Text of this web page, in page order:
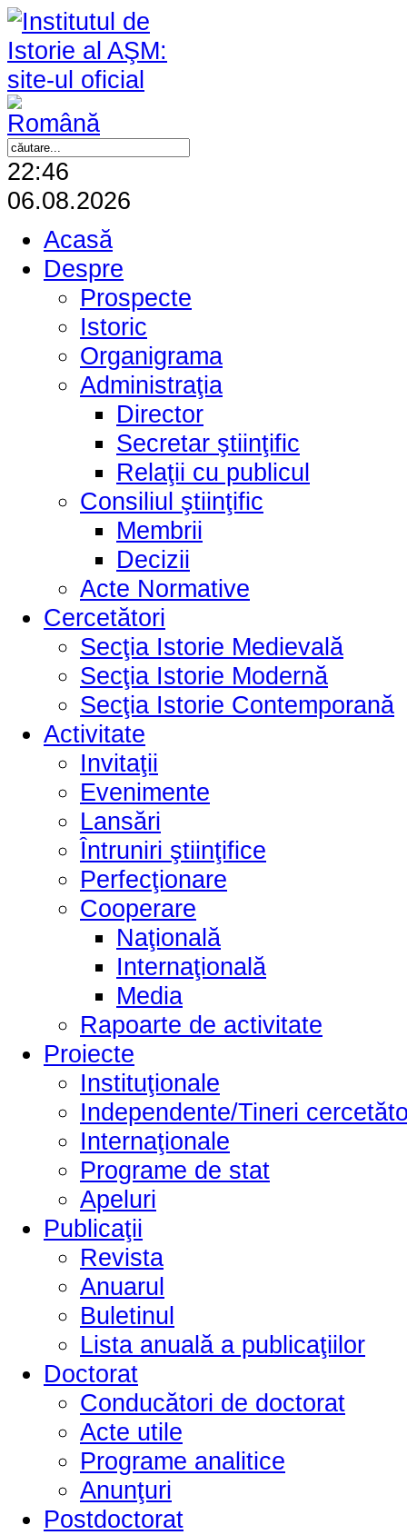
22:46
06.08.2026
Acasă
Despre
Prospecte
Istoric
Organigrama
Administraţia
Director
Secretar ştiinţific
Relaţii cu publicul
Consiliul ştiinţific
Membrii
Decizii
Acte Normative
Cercetători
Secţia Istorie Medievală
Secţia Istorie Modernă
Secţia Istorie Contemporană
Activitate
Invitaţii
Evenimente
Lansări
Întruniri ştiinţifice
Perfecţionare
Cooperare
Naţională
Internaţională
Media
Rapoarte de activitate
Proiecte
Instituţionale
Independente/Tineri
Internaţionale
Programe de stat
Apeluri
Publicaţii
Revista
Anuarul
Buletinul
Lista anuală a publicaţiilor
Doctorat
Conducători de doctorat
Acte utile
Programe analitice
Anunţuri
Postdoctorat